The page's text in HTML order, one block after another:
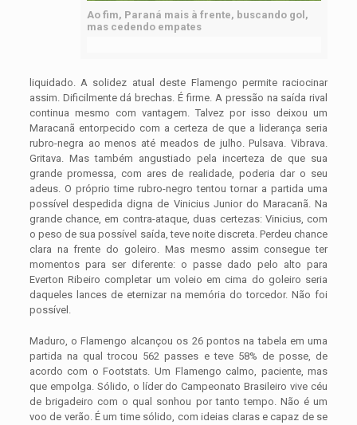
Ao fim, Paraná mais à frente, buscando gol,
mas cedendo empates
liquidado. A solidez atual deste Flamengo permite raciocinar
assim. Dificilmente dá brechas. É firme. A pressão na saída rival
continua mesmo com vantagem. Talvez por isso deixou um
Maracanã entorpecido com a certeza de que a liderança seria
rubro-negra ao menos até meados de julho. Pulsava. Vibrava.
Gritava. Mas também angustiado pela incerteza de que sua
grande promessa, com ares de realidade, poderia dar o seu
adeus. O próprio time rubro-negro tentou tornar a partida uma
possível despedida digna de Vinicius Junior do Maracanã. Na
grande chance, em contra-ataque, duas certezas: Vinicius, com
o peso de sua possível saída, teve noite discreta. Perdeu chance
clara na frente do goleiro. Mas mesmo assim consegue ter
momentos para ser diferente: o passe dado pelo alto para
Everton Ribeiro completar um voleio em cima do goleiro seria
daqueles lances de eternizar na memória do torcedor. Não foi
possível.
Maduro, o Flamengo alcançou os 26 pontos na tabela em uma
partida na qual trocou 562 passes e teve 58% de posse, de
acordo com o Footstats. Um Flamengo calmo, paciente, mas
que empolga. Sólido, o líder do Campeonato Brasileiro vive céu
de brigadeiro com o qual sonhou por tanto tempo. Não é um
voo de verão. É um time sólido, com ideias claras e capaz de se